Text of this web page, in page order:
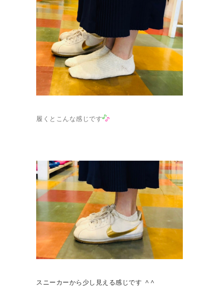
履くとこんな感じです
スニーカーから少し見える感じです ^ ^